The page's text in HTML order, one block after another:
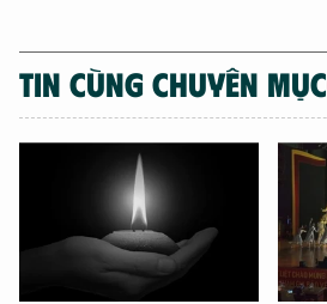
TIN CÙNG CHUYÊN MỤC